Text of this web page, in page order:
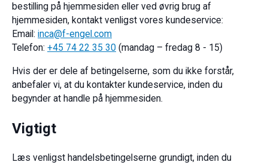
bestilling på hjemmesiden eller ved øvrig brug af
hjemmesiden, kontakt venligst vores kundeservice:
Email: inca@f-engel.com
Telefon: +45 74 22 35 30 (mandag – fredag 8 - 15)
Hvis der er dele af betingelserne, som du ikke forstår,
anbefaler vi, at du kontakter kundeservice, inden du
begynder at handle på hjemmesiden.
Vigtigt
Læs venligst handelsbetingelserne grundigt, inden du